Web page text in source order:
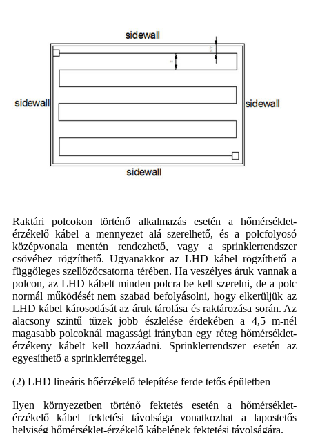
Raktári polcokon történő alkalmazás esetén a hőmérséklet-
érzékelő kábel a mennyezet alá szerelhető, és a polcfolyosó
középvonala mentén rendezhető, vagy a sprinklerrendszer
csövéhez rögzíthető. Ugyanakkor az LHD kábel rögzíthető a
függőleges szellőzőcsatorna térében. Ha veszélyes áruk vannak a
polcon, az LHD kábelt minden polcra be kell szerelni, de a polc
normál működését nem szabad befolyásolni, hogy elkerüljük az
LHD kábel károsodását az áruk tárolása és raktározása során. Az
alacsony szintű tüzek jobb észlelése érdekében a 4,5 m-nél
magasabb polcoknál magassági irányban egy réteg hőmérséklet-
érzékeny kábelt kell hozzáadni. Sprinklerrendszer esetén az
egyesíthető a sprinklerréteggel.
(2) LHD lineáris hőérzékelő telepítése ferde tetős épületben
Ilyen környezetben történő fektetés esetén a hőmérséklet-
érzékelő kábel fektetési távolsága vonatkozhat a lapostetős
helyiség hőmérséklet-érzékelő kábelének fektetési távolságára.